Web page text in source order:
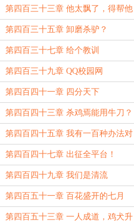
故事
第四百三十三章 他太飘了，得帮他
摁摁。
第四百三十五章 卸磨杀驴？
第四百三十七章 给个教训
第四百三十九章 QQ校园网
第四百四十一章 四分天下
第四百四十三章 杀鸡焉能用牛刀？
第四百四十五章 我有一百种办法对
付你
第四百四十七章 出征全平台！
第四百四十九章 我们是清流
第四百五十一章 百花盛开的七月
第四百五十三章 一人成道，鸡犬升